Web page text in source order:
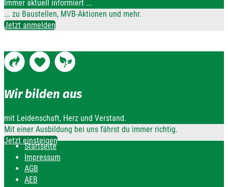
Immer aktuell informiert ...
... zu Baustellen, MVB-Aktionen und mehr.
Jetzt anmelden
Wir bilden aus
mit Leidenschaft, Herz und Verstand.
Mit einer Ausbildung bei uns fährst du immer richtig.
Jetzt einsteigen
Startseite
Impressum
AGB
AEB